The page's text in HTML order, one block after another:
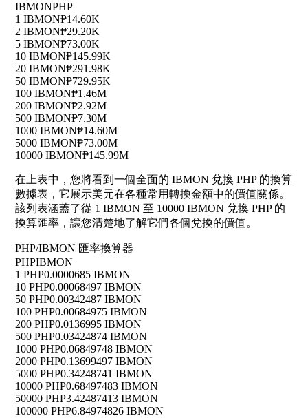
IBMONPHP
1 IBMON₱14.60K
2 IBMON₱29.20K
5 IBMON₱73.00K
10 IBMON₱145.99K
20 IBMON₱291.98K
50 IBMON₱729.95K
100 IBMON₱1.46M
200 IBMON₱2.92M
500 IBMON₱7.30M
1000 IBMON₱14.60M
5000 IBMON₱73.00M
10000 IBMON₱145.99M
在上表中，您將看到一個全面的 IBMON 兌換 PHP 的換算
數據表，它展示美元在各種常用轉換金額中的價值關係。
該列表涵蓋了從 1 IBMON 至 10000 IBMON 兌換 PHP 的
換算匯率，讓您清楚地了解它們各個兌換的價值。
PHP/IBMON 匯率換算器
PHPIBMON
1 PHP0.0000685 IBMON
10 PHP0.00068497 IBMON
50 PHP0.00342487 IBMON
100 PHP0.00684975 IBMON
200 PHP0.0136995 IBMON
500 PHP0.03424874 IBMON
1000 PHP0.06849748 IBMON
2000 PHP0.13699497 IBMON
5000 PHP0.34248741 IBMON
10000 PHP0.68497483 IBMON
50000 PHP3.42487413 IBMON
100000 PHP6.84974826 IBMON